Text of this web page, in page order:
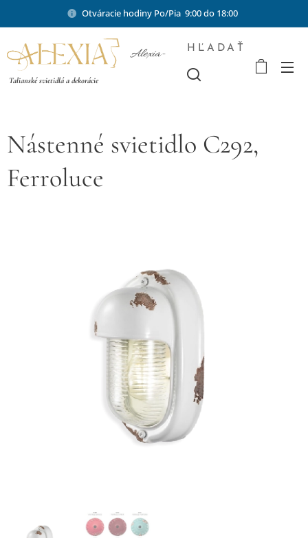
Otváracie hodiny Po/Pia 9:00 do 18:00
Alexia-
Talianské svietidlá a dekorácie
HĽADAŤ
Nástenné svietidlo C292,
Ferroluce